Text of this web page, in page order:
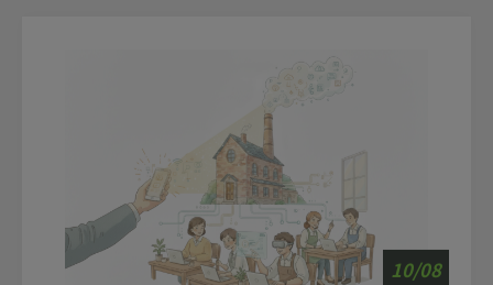
10/08
2025